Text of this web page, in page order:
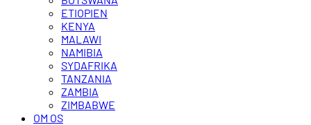
ETIOPIEN
KENYA
MALAWI
NAMIBIA
SYDAFRIKA
TANZANIA
ZAMBIA
ZIMBABWE
OM OS